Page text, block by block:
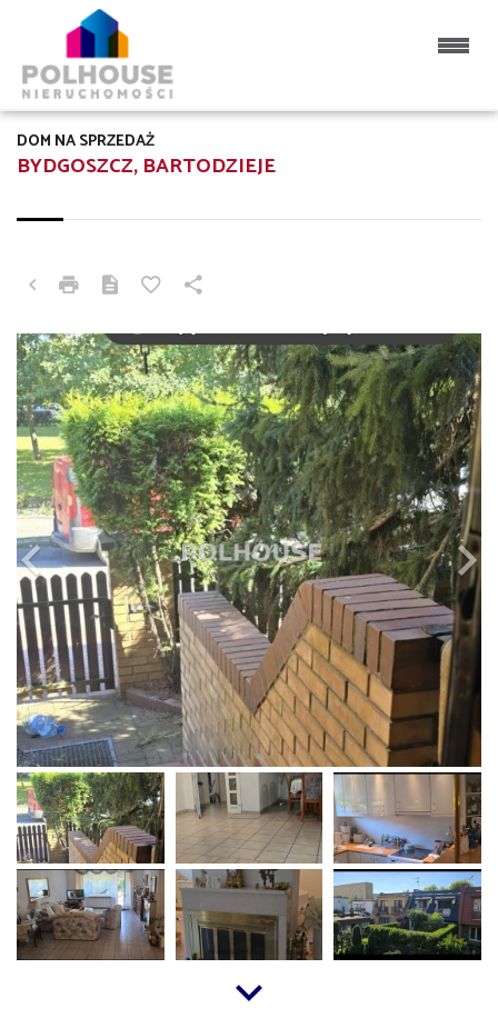
BYDGOSZCZ, BARTODZIEJE
DOM NA SPRZEDAŻ